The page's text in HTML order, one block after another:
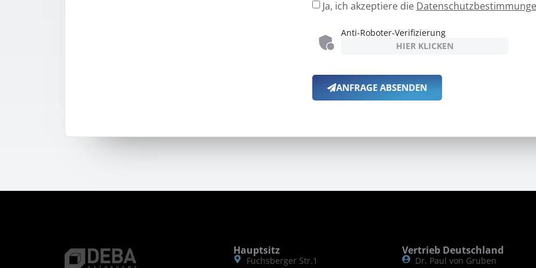
Ja, ich akzeptiere die
Anti-Roboter-Verifizierung
HIER KLICKEN
ANFRAGE ABSENDEN
Hauptsitz
Fuchsberger Str.1
Vertrieb Deutschland
Dr. Paul von Gruben